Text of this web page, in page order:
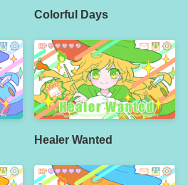
Colorful Days
Healer Wanted